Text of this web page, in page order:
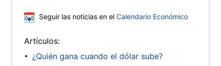
Seguir las noticias en el Calendario Económico
Artículos:
¿Quién gana cuando el dólar sube?